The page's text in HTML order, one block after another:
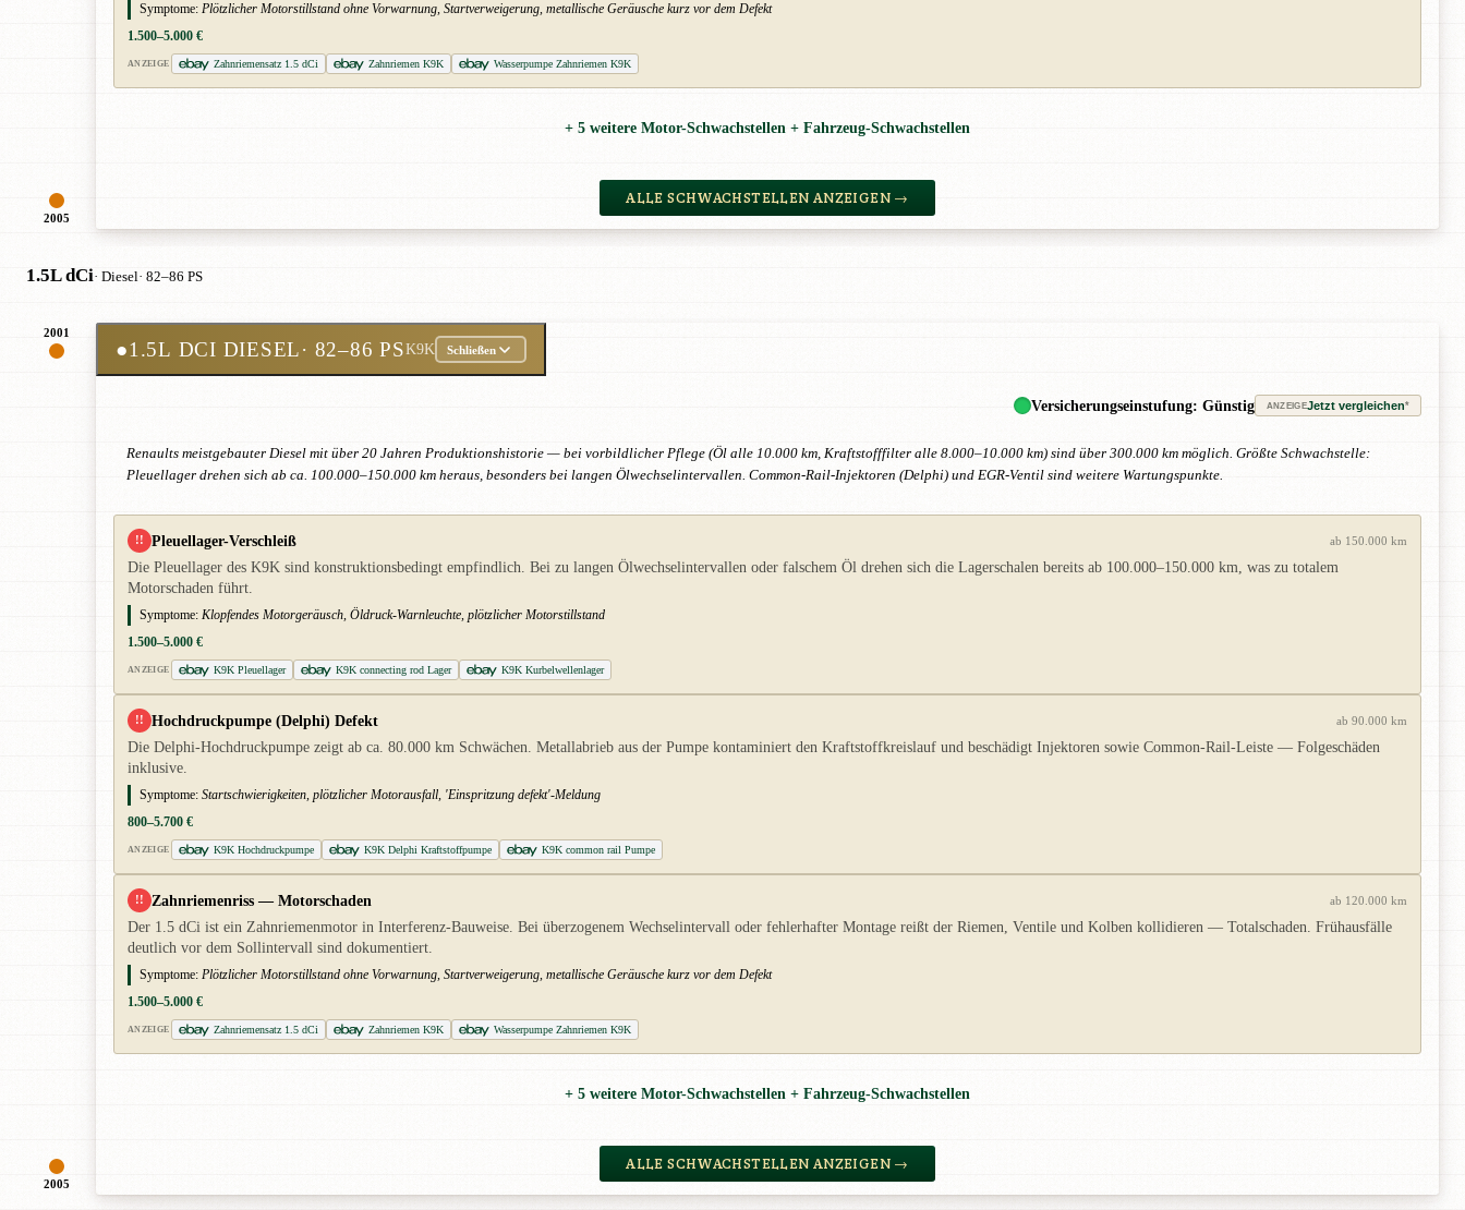
2005
Symptome: Plötzlicher Motorstillstand ohne Vorwarnung, Startverweigerung, metallische Geräusche kurz vor dem Defekt
1.500–5.000 €
ANZEIGE Zahnriemensatz 1.5 dCi Zahnriemen K9K Wasserpumpe Zahnriemen K9K
+ 5 weitere Motor-Schwachstellen + Fahrzeug-Schwachstellen
ALLE SCHWACHSTELLEN ANZEIGEN →
1.5L dCi· Diesel· 82–86 PS
2001
2005
●1.5L DCI DIESEL· 82–86 PSK9K Schließen
Versicherungseinstufung: Günstig ANZEIGEJetzt vergleichen*
Renaults meistgebauter Diesel mit über 20 Jahren Produktionshistorie — bei vorbildlicher Pflege (Öl alle 10.000 km, Kraftstofffilter alle 8.000–10.000 km) sind über 300.000 km möglich. Größte Schwachstelle:
Pleuellager drehen sich ab ca. 100.000–150.000 km heraus, besonders bei langen Ölwechselintervallen. Common-Rail-Injektoren (Delphi) und EGR-Ventil sind weitere Wartungspunkte.
!! Pleuellager-Verschleiß ab 150.000 km
Die Pleuellager des K9K sind konstruktionsbedingt empfindlich. Bei zu langen Ölwechselintervallen oder falschem Öl drehen sich die Lagerschalen bereits ab 100.000–150.000 km, was zu totalem
Motorschaden führt.
Symptome: Klopfendes Motorgeräusch, Öldruck-Warnleuchte, plötzlicher Motorstillstand
1.500–5.000 €
ANZEIGE K9K Pleuellager K9K connecting rod Lager K9K Kurbelwellenlager
!! Hochdruckpumpe (Delphi) Defekt ab 90.000 km
Die Delphi-Hochdruckpumpe zeigt ab ca. 80.000 km Schwächen. Metallabrieb aus der Pumpe kontaminiert den Kraftstoffkreislauf und beschädigt Injektoren sowie Common-Rail-Leiste — Folgeschäden
inklusive.
Symptome: Startschwierigkeiten, plötzlicher Motorausfall, 'Einspritzung defekt'-Meldung
800–5.700 €
ANZEIGE K9K Hochdruckpumpe K9K Delphi Kraftstoffpumpe K9K common rail Pumpe
!! Zahnriemenriss — Motorschaden ab 120.000 km
Der 1.5 dCi ist ein Zahnriemenmotor in Interferenz-Bauweise. Bei überzogenem Wechselintervall oder fehlerhafter Montage reißt der Riemen, Ventile und Kolben kollidieren — Totalschaden. Frühausfälle
deutlich vor dem Sollintervall sind dokumentiert.
Symptome: Plötzlicher Motorstillstand ohne Vorwarnung, Startverweigerung, metallische Geräusche kurz vor dem Defekt
1.500–5.000 €
ANZEIGE Zahnriemensatz 1.5 dCi Zahnriemen K9K Wasserpumpe Zahnriemen K9K
+ 5 weitere Motor-Schwachstellen + Fahrzeug-Schwachstellen
ALLE SCHWACHSTELLEN ANZEIGEN →